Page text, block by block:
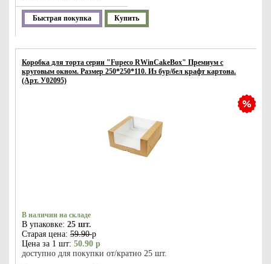
Быстрая покупка Купить
Коробка для торта серии "Fupeco RWinCakeBox" Премиум с
круговым окном. Размер 250*250*110. Из бур/бел крафт картона.
(Арт. У02095)
В наличии на складе
В упаковке: 25 шт.
Старая цена: 59.90р
Цена за 1 шт: 50.90 р
доступно для покупки от/кратно 25 шт.